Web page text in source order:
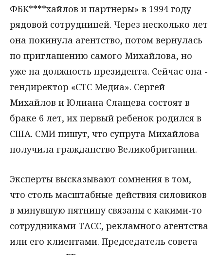
ФБК****хайлов и партнеры» в 1994 году
рядовой сотрудницей. Через несколько лет
она покинула агентство, потом вернулась
по приглашению самого Михайлова, но
уже на должность президента. Сейчас она -
гендиректор «СТС Медиа». Сергей
Михайлов и Юлиана Слащева состоят в
браке 6 лет, их первый ребенок родился в
США. СМИ пишут, что супруга Михайлова
получила гражданство Великобритании.
Эксперты высказывают сомнения в том,
что столь масштабные действия силовиков
в минувшую пятницу связаны с какими-то
сотрудниками ТАСС, рекламного агентства
или его клиентами. Председатель совета